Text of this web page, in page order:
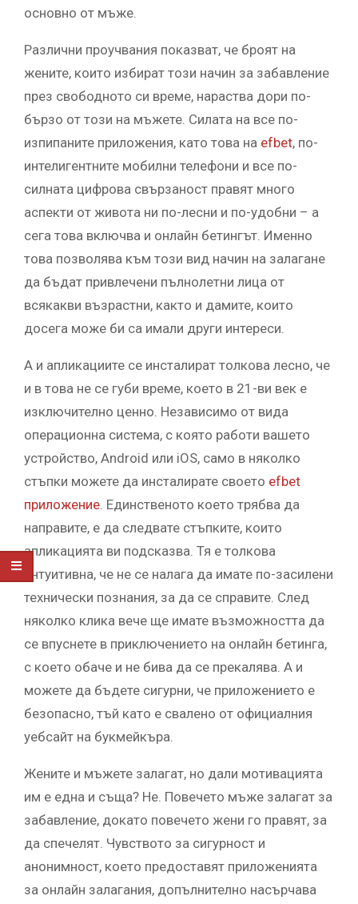
основно от мъже.
Различни проучвания показват, че броят на
жените, които избират този начин за забавление
през свободното си време, нараства дори по-
бързо от този на мъжете. Силата на все по-
изпипаните приложения, като това на efbet, по-
интелигентните мобилни телефони и все по-
силната цифрова свързаност правят много
аспекти от живота ни по-лесни и по-удобни – а
сега това включва и онлайн бетингът. Именно
това позволява към този вид начин на залагане
да бъдат привлечени пълнолетни лица от
всякакви възрастни, както и дамите, които
досега може би са имали други интереси.
А и апликациите се инсталират толкова лесно, че
и в това не се губи време, което в 21-ви век е
изключително ценно. Независимо от вида
операционна система, с която работи вашето
устройство, Android или iOS, само в няколко
стъпки можете да инсталирате своето efbet
приложение. Единственото което трябва да
направите, е да следвате стъпките, които
апликацията ви подсказва. Тя е толкова
интуитивна, че не се налага да имате по-засилени
технически познания, за да се справите. След
няколко клика вече ще имате възможността да
се впуснете в приключението на онлайн бетинга,
с което обаче и не бива да се прекалява. А и
можете да бъдете сигурни, че приложението е
безопасно, тъй като е свалено от официалния
уебсайт на букмейкъра.
Жените и мъжете залагат, но дали мотивацията
им е една и съща? Не. Повечето мъже залагат за
забавление, докато повечето жени го правят, за
да спечелят. Чувството за сигурност и
анонимност, което предоставят приложенията
за онлайн залагания, допълнително насърчава